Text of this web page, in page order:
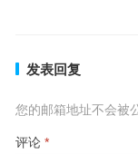
发表回复
您的邮箱地址不会被
评论 *